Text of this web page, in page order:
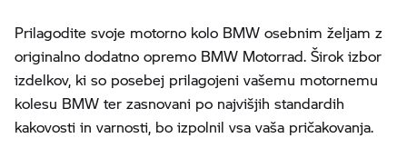
Prilagodite svoje motorno kolo BMW osebnim željam z
originalno dodatno opremo BMW Motorrad. Širok izbor
izdelkov, ki so posebej prilagojeni vašemu motornemu
kolesu BMW ter zasnovani po najvišjih standardih
kakovosti in varnosti, bo izpolnil vsa vaša pričakovanja.